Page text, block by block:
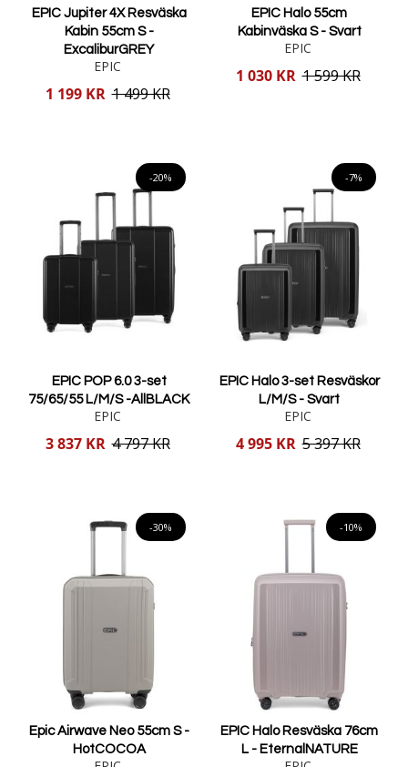
EPIC Jupiter 4X Resväska
Kabin 55cm S -
ExcaliburGREY
EPIC
Reducerat
1 199 KR 1 499 KR
EPIC Halo 55cm
Kabinväska S - Svart
EPIC
Reducerat
1 030 KR 1 599 KR
-20%
EPIC POP 6.0 3-set
75/65/55 L/M/S -AllBLACK
EPIC
Reducerat
3 837 KR 4 797 KR
-7%
EPIC Halo 3-set Resväskor
L/M/S - Svart
EPIC
Reducerat
4 995 KR 5 397 KR
-30%
Epic Airwave Neo 55cm S -
HotCOCOA
-10%
EPIC Halo Resväska 76cm
L - EternalNATURE